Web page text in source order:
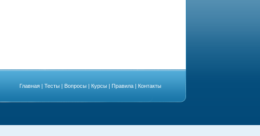
Главная | Тесты | Вопросы | Курсы | Правила | Контакты